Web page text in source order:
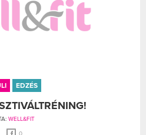
EDZÉS
WELL&FIT